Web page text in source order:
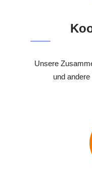
Unsere
und